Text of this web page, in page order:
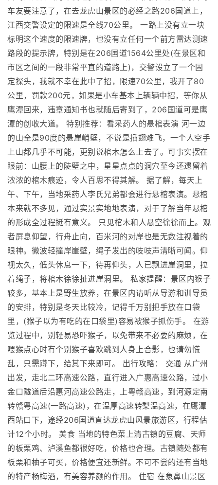
车友要注意了，在去龙虎山景区的必经之路206国道上，
江西交警设定的限速是全线70公里。 一路上没有立一块
标明这个速度的限速牌，也没有立任何一个前方雷达测速
路段的提示牌，特别是在206国道1564公里处(在景区和
市区之间的一段非常平直的道路上)，交警设立了一个固
定探头，我就不幸在此中了招，限速70公里，我开了80
公里，罚款200元，如果是小车基本上辆辆中招，等你从
鹰潭回来，违章通知书也就随后寄到了，206国道可是鹰
潭的创收大道。 特别推荐：看采药人的悬棺表演 河一边
的山全是90度的悬崖峭壁，不说是插翅难飞，一个人空手
上山都几乎不可能，更别说棺木怎么上去了。可事实摆在
眼前：山腰上的陡壁之中，星星点点的洞穴至今还遗留着
浓浓的棺木痕迹，令人百思不得其解。 据了解，每天上
午、下午，当地采药人李氏兄弟都会进行悬棺表演。悬棺
本来就不多见，通过实景实地地表演，对于了解当年悬棺
的形成全过程挺有意义。 只见棺木和人悬空徐徐而上。观
者屏息仰望，行舟止向，百米河的对岸也是无数注视着的
眼神。微波轻撞岸崖壁，绳子发出的吱吱声清晰可闻。仰
视太久，低头休息一下，待再仰头，人已飘进崖洞里，拉
着绳子，将棺木徐徐扯进崖洞里。 私家提醒：景区内猴子
较多，基本上是野生放养，在景区内请听从导游和训导员
的安排，特别是冬天比较冷，记得千万别把手放在口袋
里，(猴子以为有吃的在口袋里)容易被猴子抓伤手。 在游
览过程中，别轻易恐吓猴子，以免带来不必要的麻烦，在
喂猴点心时有个别猴子喜欢跳到人身上合影，也请勿慌
乱，只需蹲下，给其下来即可。 出行攻略： 交通 从广州
出发，走北二环高速公路，直行进入广惠高速公路，过小
金口隧道后沿惠河高速公路走，上粤赣高速，到河源定南
转赣粤高速(一路高速)，在温厚高速转梨温高速，在鹰潭
西站口下，途经206国道直达龙虎山风景旅游区，行程估
计12个小时。 美食 当地的特色菜上清古镇的豆腐、天师
的板栗鸡、泸溪鱼都很好吃，价格也合理。古镇随处都有
板栗和柚子可买，价格便宜还新鲜。不可不尝的还有当地
的特产杨梅酒，有美容养颜的作用。 住宿 在象鼻山景区